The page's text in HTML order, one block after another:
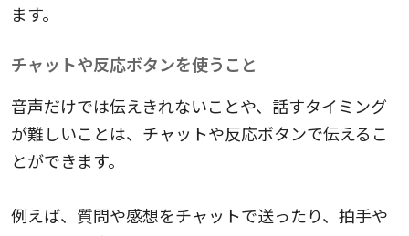
ます。
チャットや反応ボタンを使うこと
音声だけでは伝えきれないことや、話すタイミング
が難しいことは、チャットや反応ボタンで伝えるこ
とができます。
例えば、質問や感想をチャットで送ったり、拍手や